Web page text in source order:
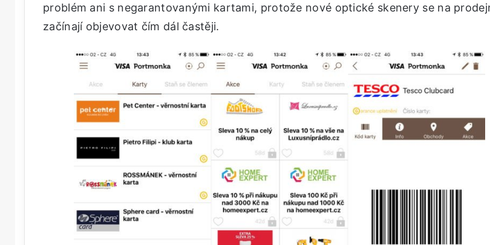
problém ani s negarantovanými kartami, protože nové optické skenery se na
začínají objevovat čím dál častěji.